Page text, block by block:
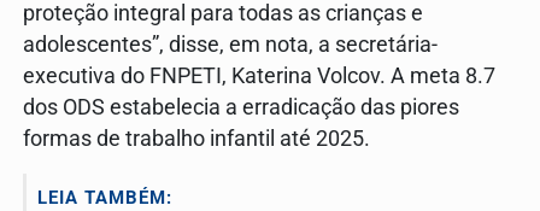
proteção integral para todas as crianças e
adolescentes”, disse, em nota, a secretária-
executiva do FNPETI, Katerina Volcov. A meta 8.7
dos ODS estabelecia a erradicação das piores
formas de trabalho infantil até 2025.
LEIA TAMBÉM: